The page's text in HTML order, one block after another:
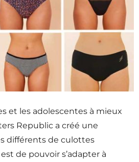
et les adolescentes à mieux
Republic a créé une
différents de culottes
de pouvoir s’adapter à